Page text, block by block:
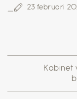
23 februari
Kabinet